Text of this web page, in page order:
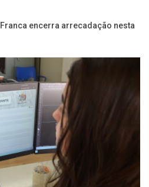
encerra arrecadação nesta